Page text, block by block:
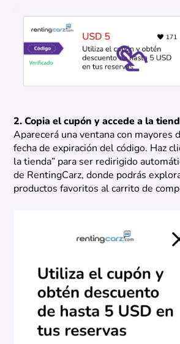
2. Copia el cupón y accede a la
Aparecerá una ventana con mayores
fecha de expiración del código. Haz
la tienda” para ser redirigido
de RentingCarz, donde podrás
productos favoritos al carrito de